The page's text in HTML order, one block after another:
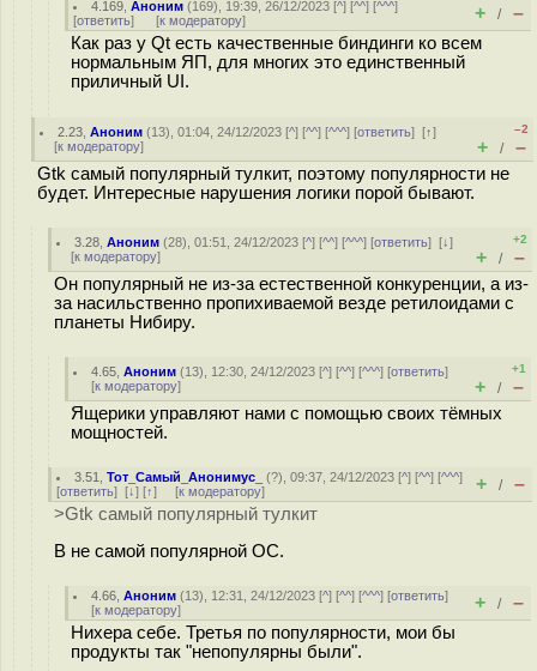
4.169 ,Аноним (169), 19:39, 26/12/2023 [^] [^^] [^^^]
[ответить] [к модератору] + / –
Как раз у Qt есть качественные биндинги ко всем
нормальным ЯП, для многих это единственный
приличный UI.
2.23 ,Аноним (13), 01:04, 24/12/2023 [^] [^^] [^^^] [ответить][↑]
[к модератору]
–2
+ / –
Gtk самый популярный тулкит, поэтому популярности не
будет. Интересные нарушения логики порой бывают.
3.28 ,Аноним (28), 01:51, 24/12/2023 [^] [^^] [^^^] [ответить][↓]
[к модератору]
+2
+ / –
Он популярный не из-за естественной конкуренции, а из-
за насильственно пропихиваемой везде ретилоидами с
планеты Нибиру.
4.65 ,Аноним (13), 12:30, 24/12/2023 [^] [^^] [^^^] [ответить]
[к модератору]
+1
+ / –
Ящерики управляют нами с помощью своих тёмных
мощностей.
3.51 ,Тот_Самый_Анонимус_ (?), 09:37, 24/12/2023 [^] [^^] [^^^]
[ответить] [↓] [↑] [к модератору] + / –
>Gtk самый популярный тулкит
В не самой популярной ОС.
4.66 ,Аноним (13), 12:31, 24/12/2023 [^] [^^] [^^^] [ответить]
[к модератору] + / –
Нихера себе. Третья по популярности, мои бы
продукты так "непопулярны были".